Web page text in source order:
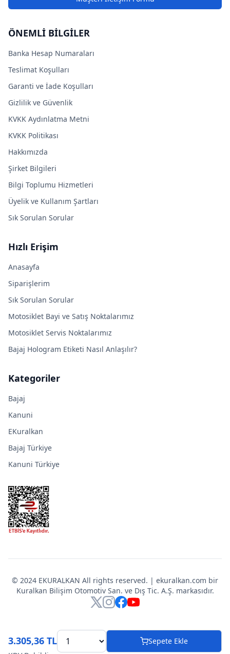
3.305,36 TL Sepete Ekle
ÖNEMLİ BİLGİLER
Banka Hesap Numaraları
Teslimat Koşulları
Garanti ve İade Koşulları
Gizlilik ve Güvenlik
KVKK Aydınlatma Metni
KVKK Politikası
Hakkımızda
Şirket Bilgileri
Bilgi Toplumu Hizmetleri
Üyelik ve Kullanım Şartları
Sık Sorulan Sorular
Hızlı Erişim
Anasayfa
Siparişlerim
Sık Sorulan Sorular
Motosiklet Bayi ve Satış Noktalarımız
Motosiklet Servis Noktalarımız
Bajaj Hologram Etiketi Nasıl Anlaşılır?
Kategoriler
Bajaj
Kanuni
EKuralkan
Bajaj Türkiye
Kanuni Türkiye
© 2024 EKURALKAN All rights reserved. | ekuralkan.com bir
Kuralkan Bilişim Otomotiv San. ve Dış Tic. A.Ş. markasıdır.